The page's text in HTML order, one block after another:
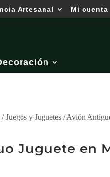
Artesanal Mi cuenta
/Juegos y Juguetes / Avión
Juguete en